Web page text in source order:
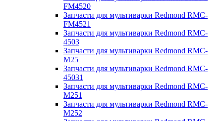
FM4520
Запчасти для мультиварки Redmond RMC-
FM4521
Запчасти для мультиварки Redmond RMC-
4503
Запчасти для мультиварки Redmond RMC-
M25
Запчасти для мультиварки Redmond RMC-
45031
Запчасти для мультиварки Redmond RMC-
M251
Запчасти для мультиварки Redmond RMC-
M252